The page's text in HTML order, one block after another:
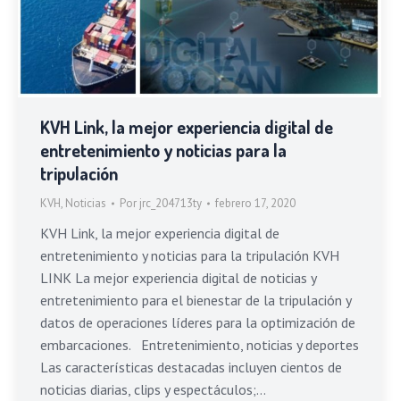
KVH Link, la mejor experiencia digital de
entretenimiento y noticias para la
tripulación
KVH, Noticias Por jrc_204713ty febrero 17, 2020
KVH Link, la mejor experiencia digital de
entretenimiento y noticias para la tripulación KVH
LINK La mejor experiencia digital de noticias y
entretenimiento para el bienestar de la tripulación y
datos de operaciones líderes para la optimización de
embarcaciones. Entretenimiento, noticias y deportes
Las características destacadas incluyen cientos de
noticias diarias, clips y espectáculos;…